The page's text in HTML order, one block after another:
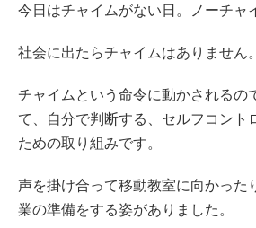
今日はチャイムがない日。ノーチャ
社会に出たらチャイムはありません。
チャイムという命令に動かされるの
て、自分で判断する、セルフコント
ための取り組みです。
声を掛け合って移動教室に向かった
業の準備をする姿がありました。